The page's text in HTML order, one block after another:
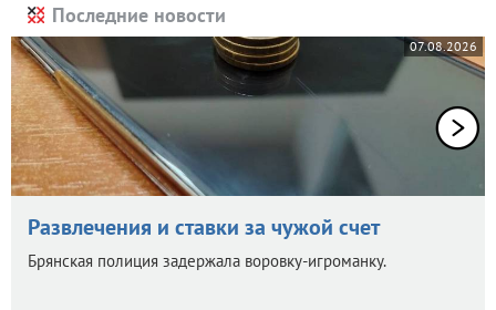
Последние новости
07.08.2026
Развлечения и ставки за чужой счет
Брянская полиция задержала воровку-игроманку.